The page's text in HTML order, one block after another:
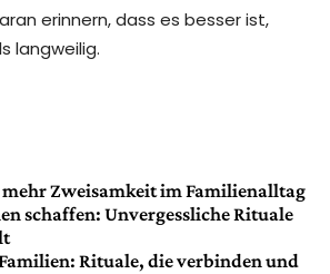
erinnern, dass es besser ist,
langweilig.
Zweisamkeit im Familienalltag
schaffen: Unvergessliche Rituale
Rituale, die verbinden und